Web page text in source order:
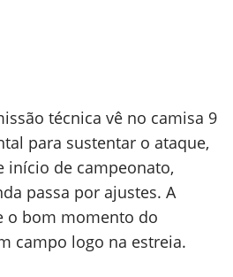
técnica vê no camisa 9
para sustentar o ataque,
início de campeonato,
passa por ajustes. A
o bom momento do
campo logo na estreia.